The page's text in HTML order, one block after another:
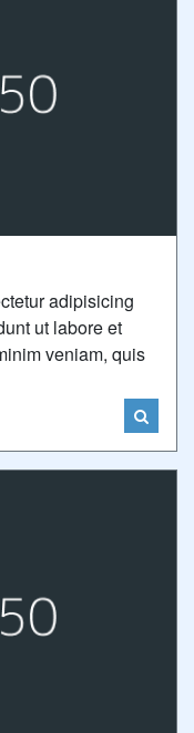
adipisicing
ut labore et
veniam, quis